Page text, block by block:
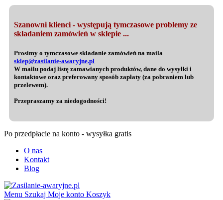
Szanowni klienci - występują tymczasowe problemy ze
składaniem zamówień w sklepie ...
Prosimy o tymczasowe składanie zamówień na maila
sklep@zasilanie-awaryjne.pl
W mailu podaj listę zamawianych produktów, dane do wysyłki i
kontaktowe oraz preferowany sposób zapłaty (za pobraniem lub
przelewem).
Przepraszamy za niedogodności!
Po przedpłacie na konto - wysyłka gratis
O nas
Kontakt
Blog
Menu Szukaj Moje konto Koszyk